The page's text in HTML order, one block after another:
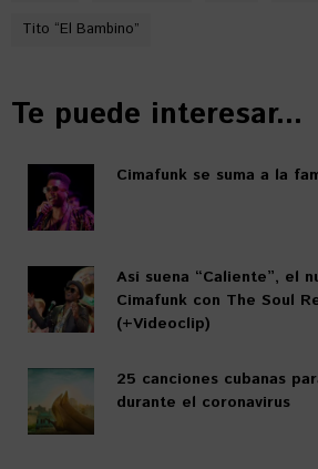
Tito “El Bambino”
Te puede interesar...
Cimafunk se suma a la
Así suena “Caliente”, el
Cimafunk con The Soul
(+Videoclip)
25 canciones cubanas
durante el coronavirus